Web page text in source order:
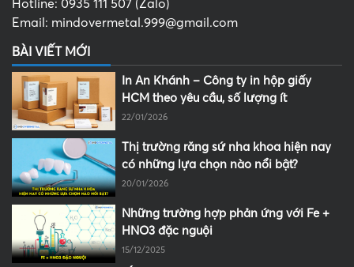
Hotline: 0935 111 507 (Zalo)
Email: mindovermetal.999@gmail.com
BÀI VIẾT MỚI
In An Khánh – Công ty in hộp giấy
HCM theo yêu cầu, số lượng ít
22/01/2026
Thị trường răng sứ nha khoa hiện nay
có những lựa chọn nào nổi bật?
20/01/2026
Những trường hợp phản ứng với Fe +
HNO3 đặc nguội
15/12/2025